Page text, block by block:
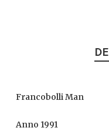
Francobolli Man
Anno 1991